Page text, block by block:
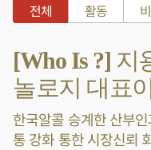
전체 활동
[Who Is ?] 지
놀로지 대표
한국알콜 승계한 산부
통 강화 통한 시장신뢰